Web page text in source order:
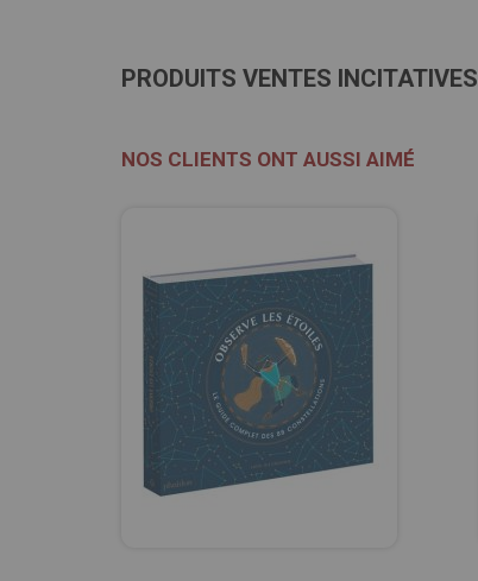
PRODUITS VENTES INCITATIVES
NOS CLIENTS ONT AUSSI AIMÉ